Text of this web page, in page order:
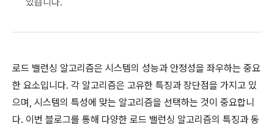
로드 밸런싱 알고리즘은 시스템의 성능과 안정성을 좌우하는 중요
한 요소입니다. 각 알고리즘은 고유한 특징과 장단점을 가지고 있
으며, 시스템의 특성에 맞는 알고리즘을 선택하는 것이 중요합니
다. 이번 블로그를 통해 다양한 로드 밸런싱 알고리즘의 특징과 동